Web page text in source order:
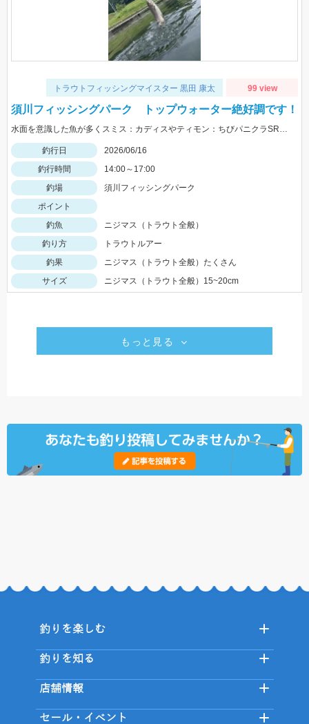
トラウトフィッシングマイスター 黒田 康太 99 view
須川フィッシングパーク トップウォーター絶好調です！
釣行日
2026/06/16
釣行時間
14:00～17:00
釣場
須川フィッシングパーク
ポイント
釣魚
ニジマス（トラウト全般）
釣り方
トラウトルアー
釣果
ニジマス（トラウト全般）たくさん
サイズ
ニジマス（トラウト全般）15~20cm
もっと見る
釣りを楽しむ
釣りを知る
店舗情報
セール・イベント